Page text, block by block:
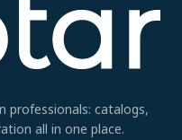
professionals: catalogs,
all in one place.